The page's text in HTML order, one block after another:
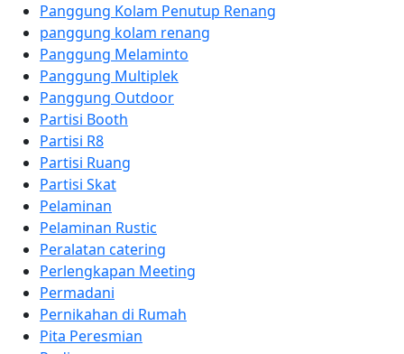
Panggung Kolam Penutup Renang
panggung kolam renang
Panggung Melaminto
Panggung Multiplek
Panggung Outdoor
Partisi Booth
Partisi R8
Partisi Ruang
Partisi Skat
Pelaminan
Pelaminan Rustic
Peralatan catering
Perlengkapan Meeting
Permadani
Pernikahan di Rumah
Pita Peresmian